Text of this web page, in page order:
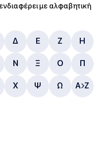
με αλφαβητική
Δ E Ζ Η
Ν Ξ Ο Π
Χ Ψ Ω A Z